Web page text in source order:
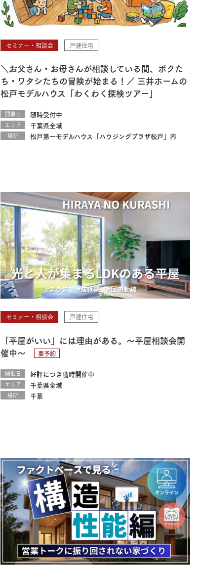
セミナー・相談会 戸建住宅
＼お父さん・お母さんが相談している間、ボクた
ち・ワタシたちの冒険が始まる！／ 三井ホームの
松戸モデルハウス「わくわく探検ツアー」
開催日 随時受付中
エリア 千葉県全域
場所 松戸第一モデルハウス「ハウジングプラザ松戸」内
セミナー・相談会 戸建住宅
「平屋がいい」には理由がある。～平屋相談会開
催中～
要予約
開催日 好評につき随時開催中
エリア 千葉県全域
場所 千葉